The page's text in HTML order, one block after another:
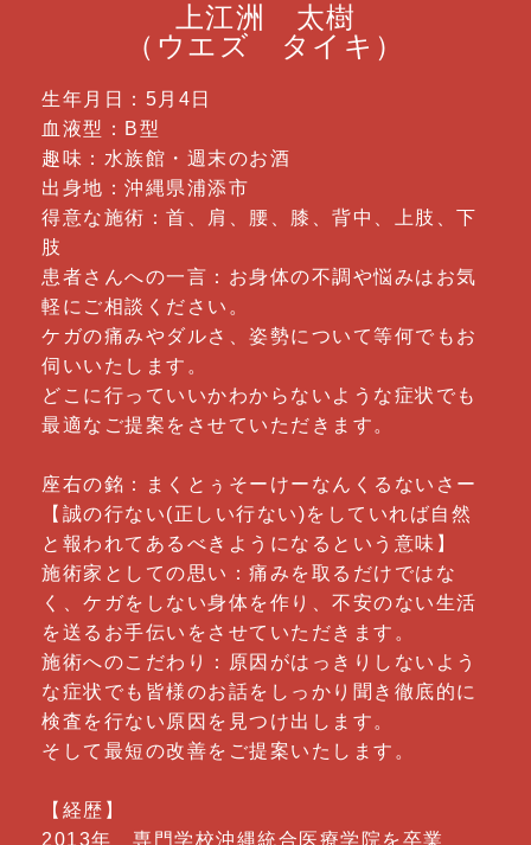
上江洲 太樹
（ウエズ タイキ）
生年月日：5月4日
血液型：B型
趣味：水族館・週末のお酒
出身地：沖縄県浦添市
得意な施術：首、肩、腰、膝、背中、上肢、下
肢
患者さんへの一言：お身体の不調や悩みはお気
軽にご相談ください。
ケガの痛みやダルさ、姿勢について等何でもお
伺いいたします。
どこに行っていいかわからないような症状でも
最適なご提案をさせていただきます。
座右の銘：まくとぅそーけーなんくるないさー
【誠の行ない(正しい行ない)をしていれば自然
と報われてあるべきようになるという意味】
施術家としての思い：痛みを取るだけではな
く、ケガをしない身体を作り、不安のない生活
を送るお手伝いをさせていただきます。
施術へのこだわり：原因がはっきりしないよう
な症状でも皆様のお話をしっかり聞き徹底的に
検査を行ない原因を見つけ出します。
そして最短の改善をご提案いたします。
【経歴】
2013年 専門学校沖縄統合医療学院を卒業